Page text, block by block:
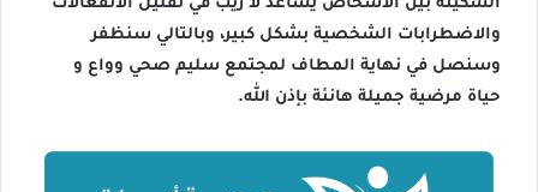
السكينة بين الأشخاص يساعد لا ريب في تقليل الانفعالات
والاضطرابات الشخصية بشكل كبير، وبالتالي سنظفر
وسنصل في نهاية المطاف لمجتمع سليم صحي وواع و
حياة مرضية جميلة هانئة بإذن الله.